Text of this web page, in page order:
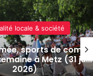
de combat : 7
(31 juillet